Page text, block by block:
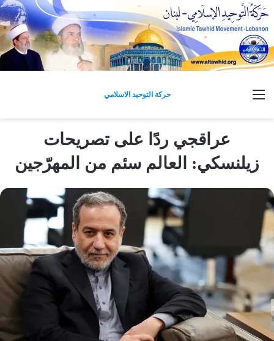
حركة التوحيد الاسلامي القائمة
عراقجي ردًا على تصريحات
زيلنسكي: العالم سئم من المهرّجين